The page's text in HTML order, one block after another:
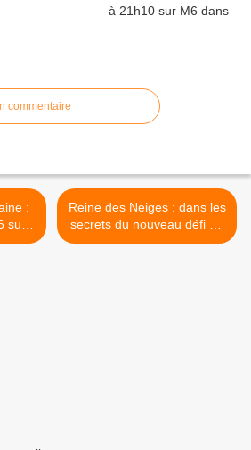
commentaire
sur
3 et
Reine des Neiges : dans les
secrets du nouveau défi de
Disneyland Paris, ce soir à